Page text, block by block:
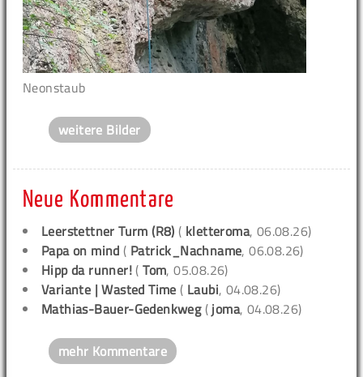
Neonstaub
weitere Bilder
Neue Kommentare
Leerstettner Turm (R8) ( kletteroma, 06.08.26)
Papa on mind ( Patrick_Nachname, 06.08.26)
Hipp da runner! (Tom, 05.08.26)
Variante | Wasted Time ( Laubi, 04.08.26)
Mathias-Bauer-Gedenkweg( joma, 04.08.26)
mehr Kommentare